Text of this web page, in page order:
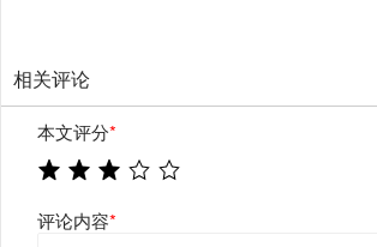
相关评论
本文评分*
评论内容*